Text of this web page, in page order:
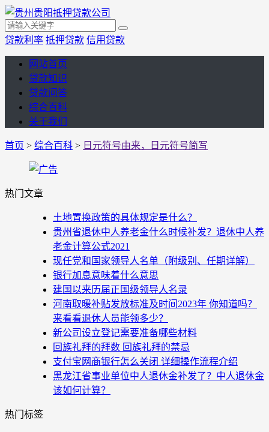
贷款利率 抵押贷款 信用贷款
网站首页
贷款知识
贷款问答
综合百科
关于我们
首页 > 综合百科 > 日元符号由来，日元符号简写
热门文章
土地置换政策的具体规定是什么？
贵州省退休中人养老金什么时候补发？退休中人养
老金计算公式2021
现任党和国家领导人名单（附级别、任期详解）
银行加息意味着什么意思
建国以来历届正国级领导人名录
河南取暖补贴发放标准及时间2023年 你知道吗？
来看看退休人员能领多少？
新公司设立登记需要准备哪些材料
回族礼拜的拜数 回族礼拜的禁忌
支付宝网商银行怎么关闭 详细操作流程介绍
黑龙江省事业单位中人退休金补发了？中人退休金
该如何计算？
热门标签